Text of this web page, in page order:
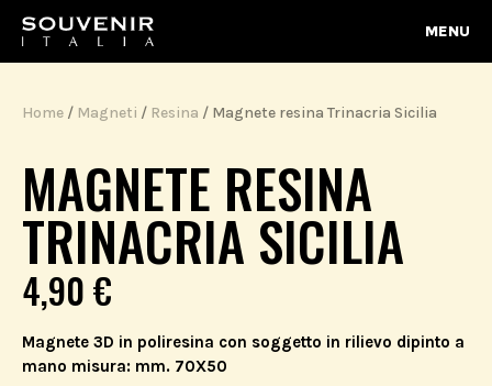
MENU
Home / Magneti / Resina / Magnete resina Trinacria Sicilia
MAGNETE RESINA
TRINACRIA SICILIA
4,90€
Magnete 3D in poliresina con soggetto in rilievo dipinto a
mano misura: mm. 70X50